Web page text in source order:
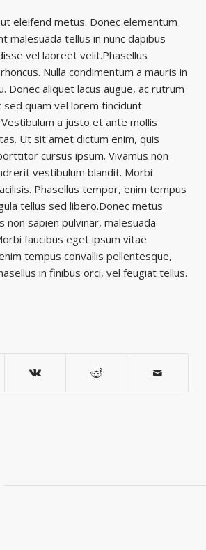
eleifend metus. Donec elementum
malesuada tellus in nunc dapibus
vel laoreet velit.Phasellus
Nulla condimentum a mauris in
Donec aliquet lacus augue, ac rutrum
sed quam vel lorem tincidunt
a justo et ante mollis
Ut sit amet dictum enim, quis
cursus ipsum. Vivamus non
vestibulum blandit. Morbi
Phasellus tempor, enim tempus
tellus sed libero.Donec metus
sapien pulvinar, malesuada
faucibus eget ipsum vitae
tempus convallis pellentesque,
in finibus orci, vel feugiat tellus.